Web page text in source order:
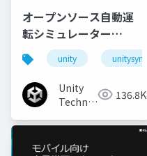
オープンソース自動運
転シミュレーター
「AWSIM」のご紹介と
実装事例
unity unitysync
Unity
Technologies136.8K